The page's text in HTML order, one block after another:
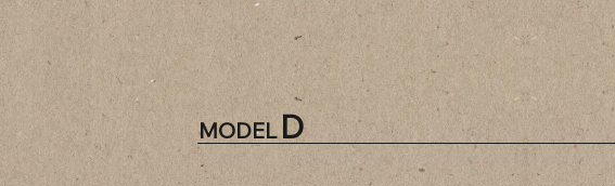
MODEL D